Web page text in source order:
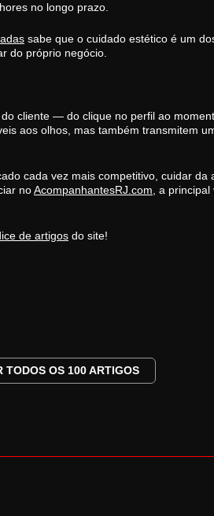
no longo prazo.
sabe que o cuidado estético é um
do próprio negócio.
cliente — do clique no perfil ao
aos olhos, mas também transmitem
cada vez mais competitivo, cuidar da
noAcompanhantesRJ.com , a
de artigos do site!
TODOS OS 100 ARTIGOS